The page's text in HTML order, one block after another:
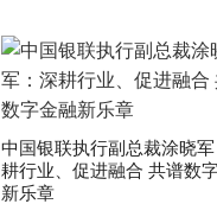
中国银联执行副总裁涂晓
耕行业、促进融合 共谱数
新乐章